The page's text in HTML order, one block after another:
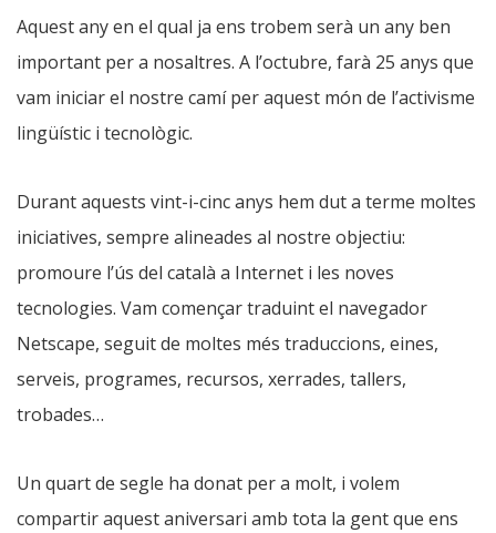
Aquest any en el qual ja ens trobem serà un any ben
important per a nosaltres. A l’octubre, farà 25 anys que
vam iniciar el nostre camí per aquest món de l’activisme
lingüístic i tecnològic.
Durant aquests vint-i-cinc anys hem dut a terme moltes
iniciatives, sempre alineades al nostre objectiu:
promoure l’ús del català a Internet i les noves
tecnologies. Vam començar traduint el navegador
Netscape, seguit de moltes més traduccions, eines,
serveis, programes, recursos, xerrades, tallers,
trobades…
Un quart de segle ha donat per a molt, i volem
compartir aquest aniversari amb tota la gent que ens